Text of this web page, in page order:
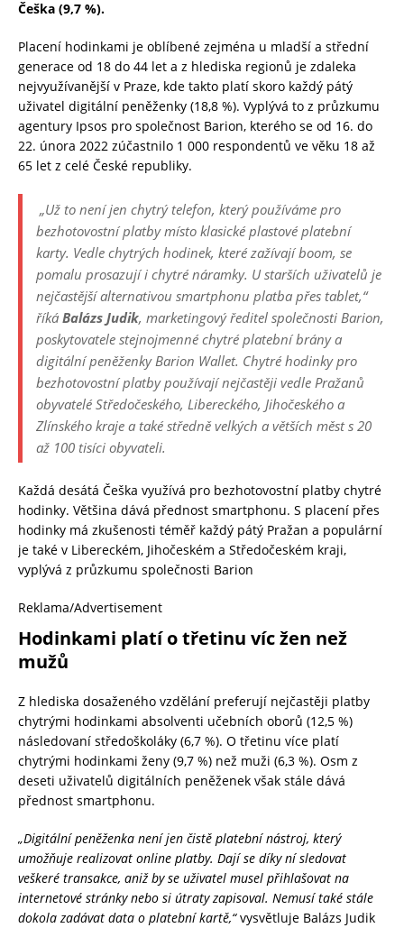
Češka (9,7 %).
Placení hodinkami je oblíbené zejména u mladší a střední
generace od 18 do 44 let a z hlediska regionů je zdaleka
nejvyužívanější v Praze, kde takto platí skoro každý pátý
uživatel digitální peněženky (18,8 %). Vyplývá to z průzkumu
agentury Ipsos pro společnost Barion, kterého se od 16. do
22. února 2022 zúčastnilo 1 000 respondentů ve věku 18 až
65 let z celé České republiky.
„Už to není jen chytrý telefon, který používáme pro
bezhotovostní platby místo klasické plastové platební
karty. Vedle chytrých hodinek, které zažívají boom, se
pomalu prosazují i chytré náramky. U starších uživatelů je
nejčastější alternativou smartphonu platba přes tablet,“
říká Balázs Judik, marketingový ředitel společnosti Barion,
poskytovatele stejnojmenné chytré platební brány a
digitální peněženky Barion Wallet. Chytré hodinky pro
bezhotovostní platby používají nejčastěji vedle Pražanů
obyvatelé Středočeského, Libereckého, Jihočeského a
Zlínského kraje a také středně velkých a větších měst s 20
až 100 tisíci obyvateli.
Každá desátá Češka využívá pro bezhotovostní platby chytré
hodinky. Většina dává přednost smartphonu. S placení přes
hodinky má zkušenosti téměř každý pátý Pražan a populární
je také v Libereckém, Jihočeském a Středočeském kraji,
vyplývá z průzkumu společnosti Barion
Reklama/Advertisement
Hodinkami platí o třetinu víc žen než
mužů
Z hlediska dosaženého vzdělání preferují nejčastěji platby
chytrými hodinkami absolventi učebních oborů (12,5 %)
následovaní středoškoláky (6,7 %). O třetinu více platí
chytrými hodinkami ženy (9,7 %) než muži (6,3 %). Osm z
deseti uživatelů digitálních peněženek však stále dává
přednost smartphonu.
„Digitální peněženka není jen čistě platební nástroj, který
umožňuje realizovat online platby. Dají se díky ní sledovat
veškeré transakce, aniž by se uživatel musel přihlašovat na
internetové stránky nebo si útraty zapisoval. Nemusí také stále
dokola zadávat data o platební kartě,“vysvětluje Balázs Judik